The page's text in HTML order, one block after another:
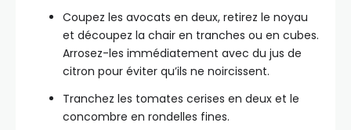
Coupez les avocats en deux, retirez le noyau
et découpez la chair en tranches ou en cubes.
Arrosez-les immédiatement avec du jus de
citron pour éviter qu’ils ne noircissent.
Tranchez les tomates cerises en deux et le
concombre en rondelles fines.